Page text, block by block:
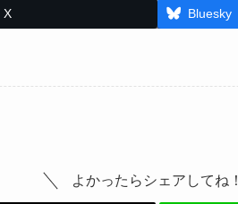
X Bluesky
よかったらシェアしてね！